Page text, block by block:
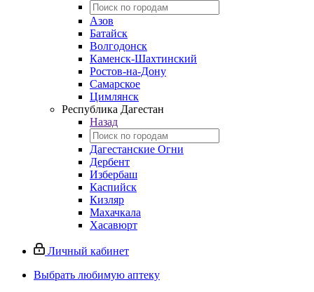
Азов
Батайск
Волгодонск
Каменск-Шахтинский
Ростов-на-Дону
Самарское
Цимлянск
Республика Дагестан
Назад
Дагестанские Огни
Дербент
Избербаш
Каспийск
Кизляр
Махачкала
Хасавюрт
Личный кабинет
Выбрать любимую аптеку